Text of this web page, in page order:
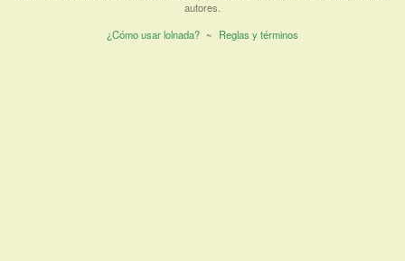
autores.
¿Cómo usar lolnada? ~ Reglas y términos